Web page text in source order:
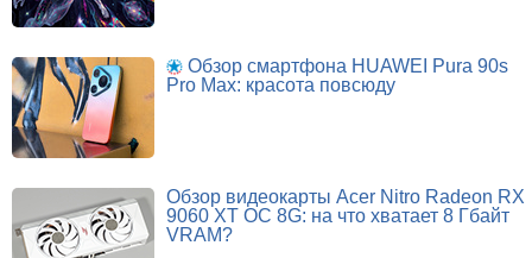
Обзор смартфона HUAWEI Pura 90s
Pro Max: красота повсюду
Обзор видеокарты Acer Nitro Radeon RX
9060 XT OC 8G: на что хватает 8 Гбайт
VRAM?